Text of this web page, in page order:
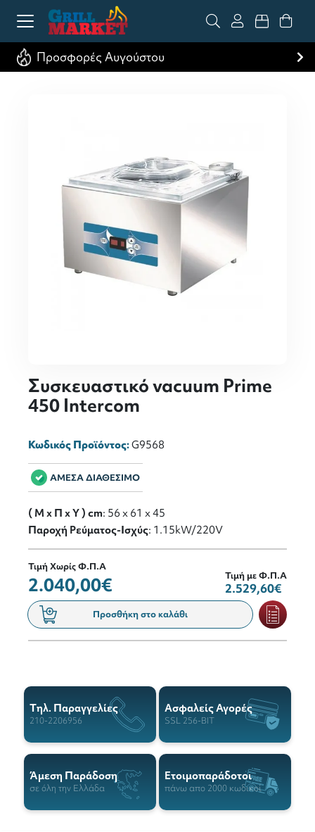
Προσφορές Αυγούστου
Συσκευαστικό vacuum Prime
450 Intercom
Κωδικός Προϊόντος:G9568
ΑΜΕΣΑ ΔΙΑΘΕΣΙΜΟ
( M x Π x Y ) cm: 56 x 61 x 45
Παροχή Ρεύματος-Ισχύς: 1.15kW/220V
Τιμή Χωρίς Φ.Π.Α
2.040,00€ Τιμή με Φ.Π.Α
2.529,60€
Προσθήκη στο καλάθι
Tηλ. Παραγγελίες
210-2206956
Ασφαλείς Αγορές
SSL 256-BIT
Άμεση Παράδοση
σε όλη την Ελλάδα
Ετοιμοπαράδοτοι
πάνω απο 2000 κωδικοί